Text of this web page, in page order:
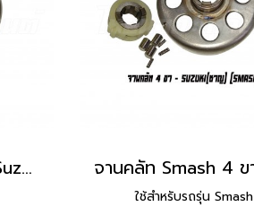
ชามคลัท Step ยี่ห้อ Suzuki
ใช้สำหรับรถรุ่น Smash